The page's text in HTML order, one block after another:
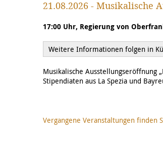
21.08.2026 - Musikalische
17:00 Uhr, Regierung von
Weitere Informationen folgen in
Musikalische Ausstellungseröffnung
Stipendiaten aus La Spezia und
Vergangene Veranstaltungen finden